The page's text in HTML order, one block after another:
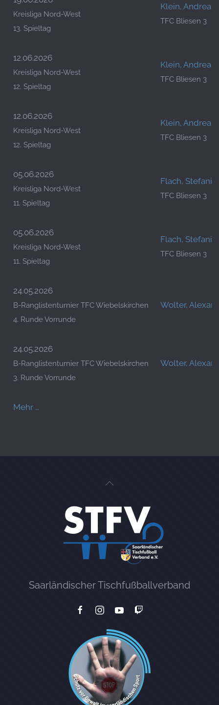
Kreisliga Nord-West
13. Spieltag
Klein, Andreas
TFC Bliesen 3
12.06.2026
Kreisliga Nord-West
12. Spieltag
Klein, Andreas
TFC Bliesen 3
12.06.2026
Kreisliga Nord-West
12. Spieltag
Klein, Andreas
TFC Bliesen 3
05.06.2026
Kreisliga Nord-West
11. Spieltag
Flach, Stefanie
TFC Bliesen 3
05.06.2026
Kreisliga Nord-West
11. Spieltag
Flach, Stefanie
TFC Bliesen 3
24.05.2026
B-Ranglistenturnier TFC Wiebelskirchen
4. Runde Vorrunde
Wolter,
24.05.2026
B-Ranglistenturnier TFC Wiebelskirchen
3. Runde Vorrunde
Wolter,
Mehr …
Saarländischer Tischfußballverband